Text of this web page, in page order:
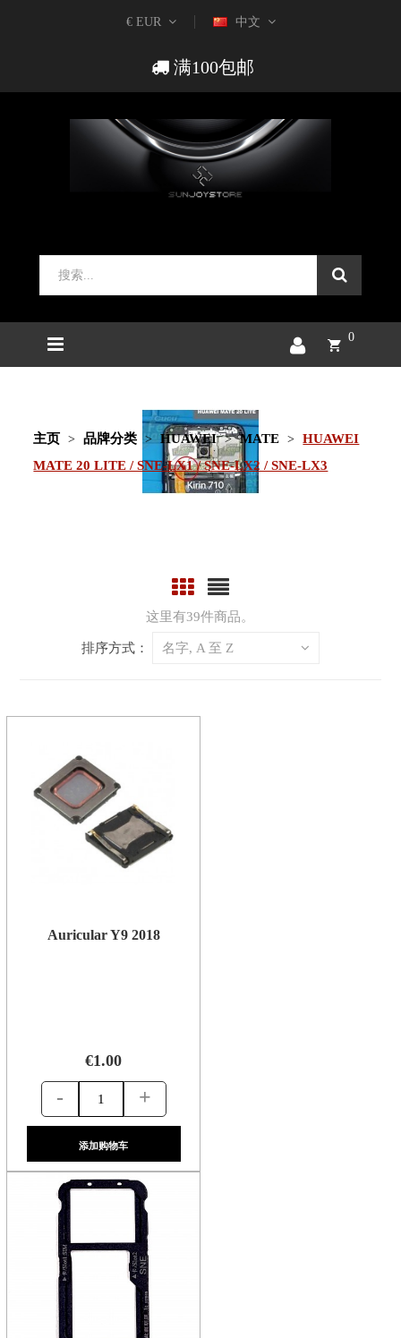
€ EUR 中文
满100包邮
0
主页 品牌分类 HUAWEI MATE
HUAWEI
MATE 20 LITE / SNE-LX1 / SNE-LX2 / SNE-LX3
这里有39件商品。
排序方式： 名字, A 至 Z
Auricular Y9 2018
€1.00
- +
添加购物车